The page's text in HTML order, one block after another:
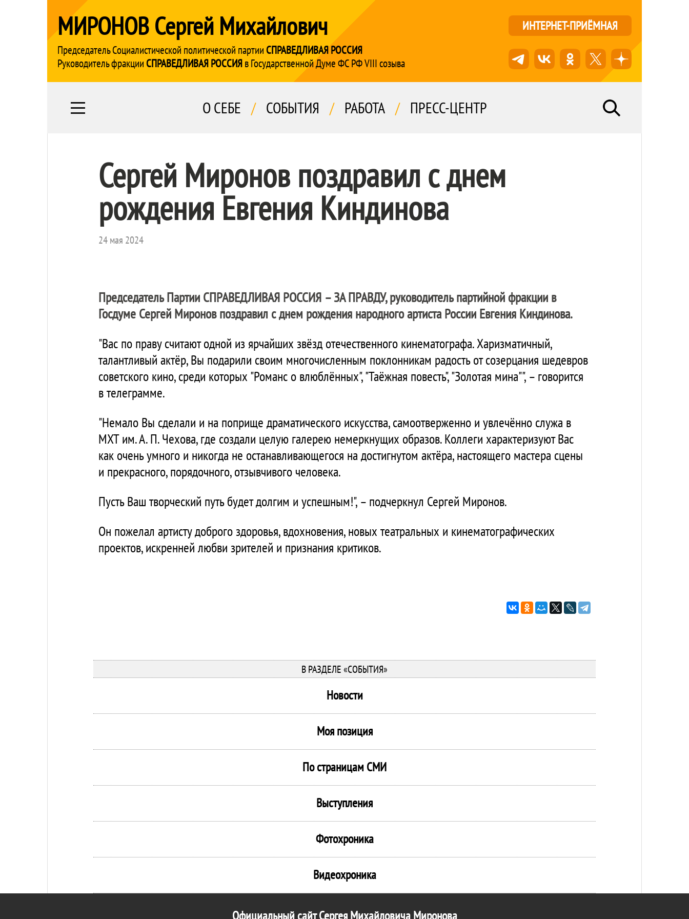
МИРОНОВ Сергей Михайлович
Председатель Социалистической политической партии СПРАВЕДЛИВАЯ РОССИЯ
Руководитель фракции СПРАВЕДЛИВАЯ РОССИЯв Государственной Думе ФС РФ VIII созыва
ИНТЕРНЕТ-ПРИЁМНАЯ
О СЕБЕ / СОБЫТИЯ / РАБОТА / ПРЕСС-ЦЕНТР
Сергей Миронов поздравил с днем
рождения Евгения Киндинова
24 мая 2024
Председатель Партии СПРАВЕДЛИВАЯ РОССИЯ – ЗА ПРАВДУ, руководитель партийной фракции в
Госдуме Сергей Миронов поздравил с днем рождения народного артиста России Евгения Киндинова.
"Вас по праву считают одной из ярчайших звёзд отечественного кинематографа. Харизматичный,
талантливый актёр, Вы подарили своим многочисленным поклонникам радость от созерцания шедевров
советского кино, среди которых "Романс о влюблённых", "Таёжная повесть", "Золотая мина"", – говорится
в телеграмме.
"Немало Вы сделали и на поприще драматического искусства, самоотверженно и увлечённо служа в
МХТ им. А. П. Чехова, где создали целую галерею немеркнущих образов. Коллеги характеризуют Вас
как очень умного и никогда не останавливающегося на достигнутом актёра, настоящего мастера сцены
и прекрасного, порядочного, отзывчивого человека.
Пусть Ваш творческий путь будет долгим и успешным!", – подчеркнул Сергей Миронов.
Он пожелал артисту доброго здоровья, вдохновения, новых театральных и кинематографических
проектов, искренней любви зрителей и признания критиков.
В РАЗДЕЛЕ «СОБЫТИЯ»
Новости
Моя позиция
По страницам СМИ
Выступления
Фотохроника
Видеохроника
Официальный сайт Сергея Михайловича Миронова